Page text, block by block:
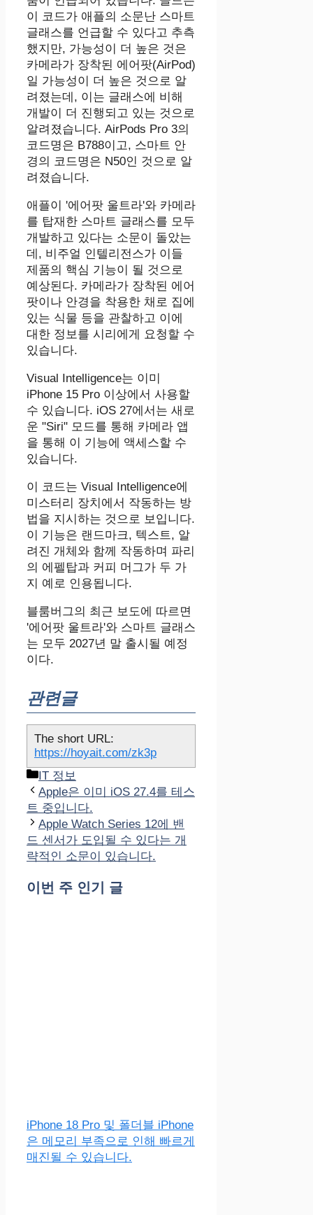
이 코드가 애플의 소문난 스마트
글래스를 언급할 수 있다고 추측
했지만, 가능성이 더 높은 것은
카메라가 장착된 에어팟(AirPod)
일 가능성이 더 높은 것으로 알
려졌는데, 이는 글래스에 비해
개발이 더 진행되고 있는 것으로
알려졌습니다. AirPods Pro 3의
코드명은 B788이고, 스마트 안
경의 코드명은 N50인 것으로 알
려졌습니다.
애플이 '에어팟 울트라'와 카메라
를 탑재한 스마트 글래스를 모두
개발하고 있다는 소문이 돌았는
데, 비주얼 인텔리전스가 이들
제품의 핵심 기능이 될 것으로
예상된다. 카메라가 장착된 에어
팟이나 안경을 착용한 채로 집에
있는 식물 등을 관찰하고 이에
대한 정보를 시리에게 요청할 수
있습니다.
Visual Intelligence는 이미
iPhone 15 Pro 이상에서 사용할
수 있습니다. iOS 27에서는 새로
운 "Siri" 모드를 통해 카메라 앱
을 통해 이 기능에 액세스할 수
있습니다.
이 코드는 Visual Intelligence에
미스터리 장치에서 작동하는 방
법을 지시하는 것으로 보입니다.
이 기능은 랜드마크, 텍스트, 알
려진 개체와 함께 작동하며 파리
의 에펠탑과 커피 머그가 두 가
지 예로 인용됩니다.
블룸버그의 최근 보도에 따르면
'에어팟 울트라'와 스마트 글래스
는 모두 2027년 말 출시될 예정
이다.
관련글
The short URL:
https://hoyait.com/zk3p
카
테
고
리
IT 정보
Apple은 이미 iOS 27.4를 테스
트 중입니다.
Apple Watch Series 12에 밴
드 센서가 도입될 수 있다는 개
략적인 소문이 있습니다.
이번 주 인기 글
iPhone 18 Pro 및 폴더블 iPhone
은 메모리 부족으로 인해 빠르게
매진될 수 있습니다.